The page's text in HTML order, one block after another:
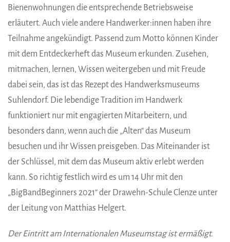
Bienenwohnungen die entsprechende Betriebsweise
erläutert. Auch viele andere Handwerker:innen haben ihre
Teilnahme angekündigt. Passend zum Motto können Kinder
mit dem Entdeckerheft das Museum erkunden. Zusehen,
mitmachen, lernen, Wissen weitergeben und mit Freude
dabei sein, das ist das Rezept des Handwerksmuseums
Suhlendorf. Die lebendige Tradition im Handwerk
funktioniert nur mit engagierten Mitarbeitern, und
besonders dann, wenn auch die „Alten“ das Museum
besuchen und ihr Wissen preisgeben. Das Miteinander ist
der Schlüssel, mit dem das Museum aktiv erlebt werden
kann. So richtig festlich wird es um 14 Uhr mit den
„BigBandBeginners 2021“ der Drawehn-Schule Clenze unter
der Leitung von Matthias Helgert.
Der Eintritt am Internationalen Museumstag ist ermäßigt.